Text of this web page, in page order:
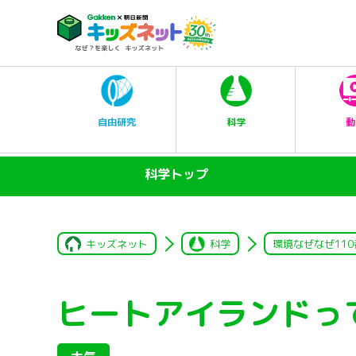
自由研究 科学
科学トップ
キッズネット 科学 環境なぜなぜ110
ヒートアイランド